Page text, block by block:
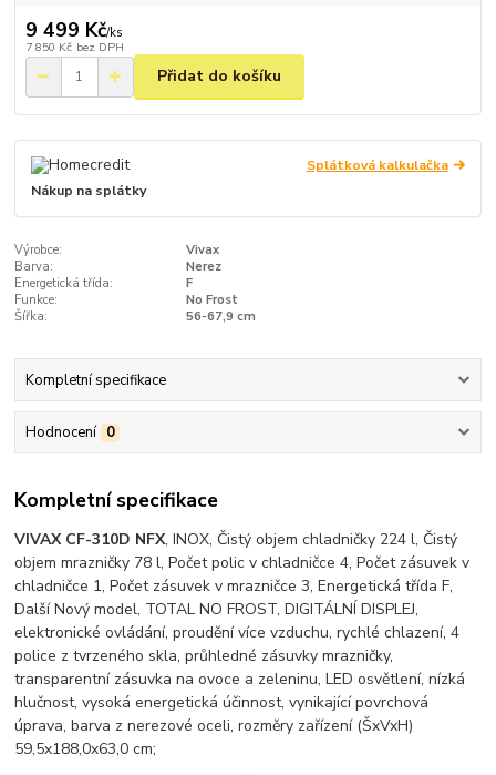
9 499 Kč/ks
7 850 Kč bez DPH
Přidat do košíku
Splátková kalkulačka
Nákup na splátky
Výrobce:
Vivax
Barva:
Nerez
Energetická třída:
F
Funkce:
No Frost
Šířka:
56-67,9 cm
Kompletní specifikace
Hodnocení 0
Kompletní specifikace
VIVAX CF-310D NFX, INOX, Čistý objem chladničky 224 l, Čistý
objem mrazničky 78 l, Počet polic v chladničce 4, Počet zásuvek v
chladničce 1, Počet zásuvek v mrazničce 3, Energetická třída F,
Další Nový model, TOTAL NO FROST, DIGITÁLNÍ DISPLEJ,
elektronické ovládání, proudění více vzduchu, rychlé chlazení, 4
police z tvrzeného skla, průhledné zásuvky mrazničky,
transparentní zásuvka na ovoce a zeleninu, LED osvětlení, nízká
hlučnost, vysoká energetická účinnost, vynikající povrchová
úprava, barva z nerezové oceli, rozměry zařízení (ŠxVxH)
59,5x188,0x63,0 cm;